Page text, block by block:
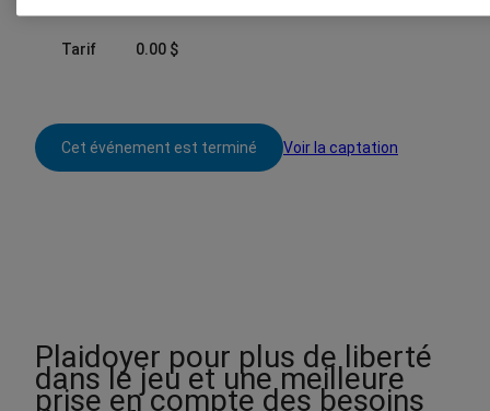
Tarif 0.00 $
Cet événement est terminé Voir la captation
Plaidoyer pour plus de liberté
dans le jeu et une meilleure
prise en compte des besoins